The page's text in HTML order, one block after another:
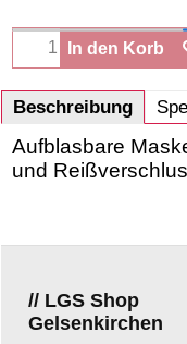
In den Korb
Beschreibung
Aufblasbare
und
// LGS Shop
Gelsenkirchen